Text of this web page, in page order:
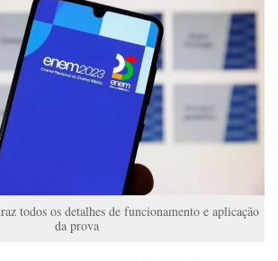
todos os detalhes de funcionamento e aplicação
da prova